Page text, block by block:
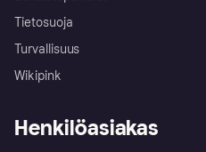
Tietosuoja
Turvallisuus
Wikipink
Henkilöasiakas